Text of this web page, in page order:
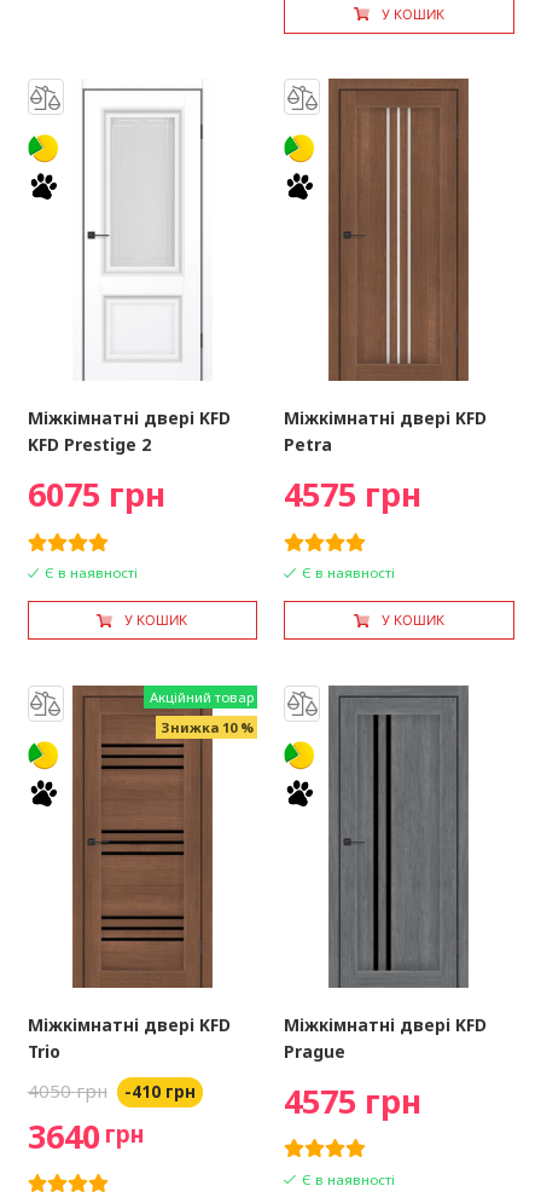
У КОШИК
Міжкімнатні двері KFD
KFD Prestige 2
6075 грн
Є в наявності
У КОШИК
Міжкімнатні двері KFD
Petra
4575 грн
Є в наявності
У КОШИК
Акційний товар
Знижка 10 %
Міжкімнатні двері KFD
Trio
4050 грн -410 грн
3640 грн
Міжкімнатні двері KFD
Prague
4575 грн
Є в наявності